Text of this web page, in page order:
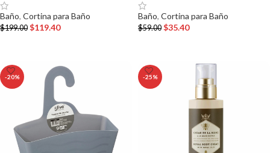
Baño, Cortina para Baño
$199.00 $119.40
Baño, Cortina para Baño
$59.00 $35.40
-20% -25%